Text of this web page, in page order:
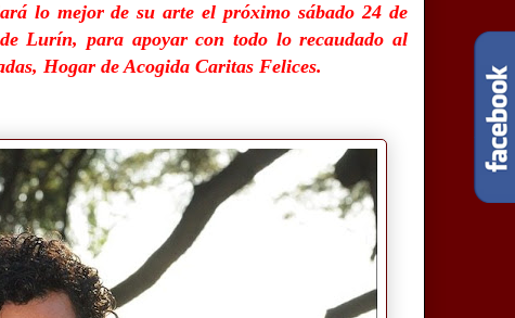
lo mejor de su arte el próximo sábado 24 de
Lurín, para apoyar con todo lo recaudado al
Hogar de Acogida Caritas Felices.